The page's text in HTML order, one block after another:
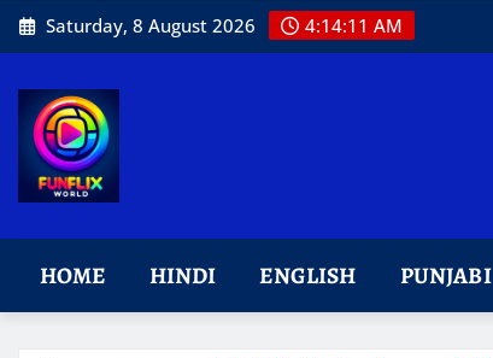
Skip
to
Saturday, 8 August 2026 4:14:12 AM
HOME HINDI ENGLISH PUNJABI